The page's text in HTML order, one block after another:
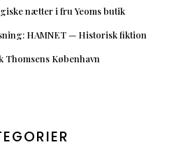
nætter i fru Yeoms butik
HAMNET — Historisk fiktion
København